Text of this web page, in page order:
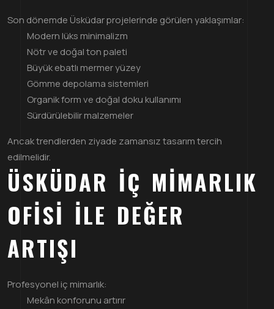
Son dönemde Üsküdar projelerinde görülen yaklaşımlar:
Modern lüks minimalizm
Nötr ve doğal ton paleti
Büyük ebatlı mermer yüzey
Gömme depolama sistemleri
Organik form ve doğal doku kullanımı
Sürdürülebilir malzemeler
Ancak trendlerden ziyade zamansız tasarım tercih
edilmelidir.
ÜSKÜDAR İÇ MIMARLIK
OFISI ILE DEĞER
ARTIŞI
Profesyonel iç mimarlık:
Mekân konforunu artırır